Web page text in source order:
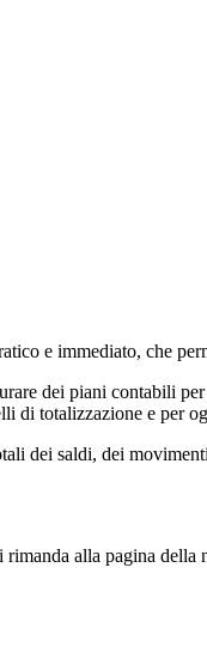
e immediato, che
dei piani contabili
di totalizzazione e per
dei saldi, dei
alla pagina della